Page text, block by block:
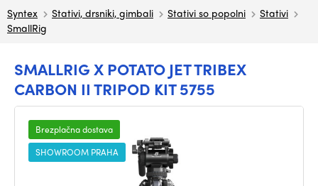
Syntex Stativi, drsniki, gimbali Stativi so popolni
Stativi
SmallRig
SMALLRIG X POTATO JET TRIBEX
CARBON II TRIPOD KIT 5755
Brezplačna dostava
SHOWROOM PRAHA